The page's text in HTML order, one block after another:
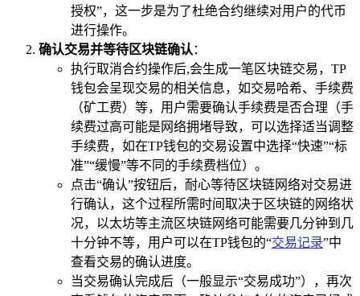
授权”，这一步是为了杜绝合约继续对用户的代币
进行操作。
确认交易并等待区块链确认 ：
执行取消合约操作后,会生成一笔区块链交易，TP
钱包会呈现交易的相关信息，如交易哈希、手续费
（矿工费）等，用户需要确认手续费是否合理（手
续费过高可能是网络拥堵导致，可以选择适当调整
手续费，如在TP钱包的交易设置中选择“快速”“标
准”“缓慢”等不同的手续费档位）。
点击“确认”按钮后，耐心等待区块链网络对交易进
行确认，这个过程所需时间取决于区块链的网络状
况，以太坊等主流区块链网络可能需要几分钟到几
十分钟不等，用户可以在TP钱包的“交易记录”中
查看交易的确认进度。
当交易确认完成后（一般显示“交易成功”），再次